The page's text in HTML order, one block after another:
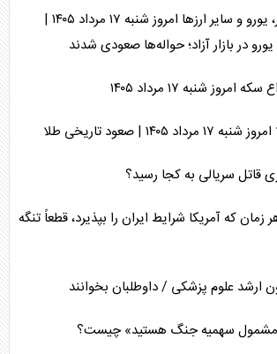
آخرین قیمت دلار، یورو و سایر ارز‌ها امروز شنبه ۱۷ مرداد ۱۴۰۵ |
در بازار آزاد؛ حواله‌ها صعودی شدند
شنبه ۱۷ مرداد ۱۴۰۵
| صعود تاریخی طلا
قاتل سریالی به کجا رسید؟
که آمریکا شرایط ایران را بپذیرد، قطعاً تنگه
ارشد علوم پزشکی / داوطلبان بخوانند
سهمیه جنگ هستید» چیست؟